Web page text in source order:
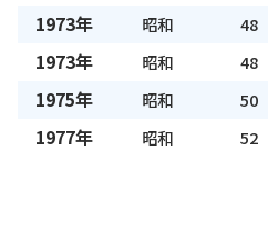
1973年 昭和 48
1973年 昭和 48
1975年 昭和 50
1977年 昭和 52